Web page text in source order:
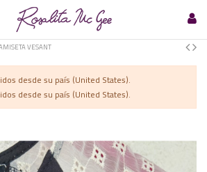
VESANT
desde su país (United States).
desde su país (United States).